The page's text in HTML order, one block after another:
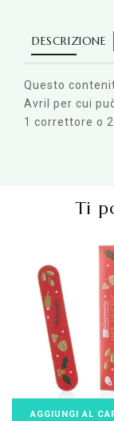
DESCRIZIONE
Questo
Avril per cui
1 correttore o
Ti
AGGIUNGI AL